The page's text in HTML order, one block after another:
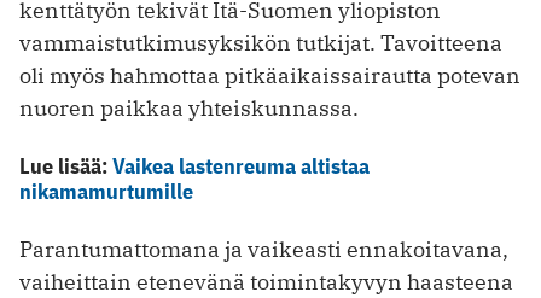
kenttätyön tekivät Itä-Suomen yliopiston
vammaistutkimusyksikön tutkijat. Tavoitteena
oli myös hahmottaa pitkäaikaissairautta potevan
nuoren paikkaa yhteiskunnassa.
Lue lisää:Vaikea lastenreuma altistaa
nikamamurtumille
Parantumattomana ja vaikeasti ennakoitavana,
vaiheittain etenevänä toimintakyvyn haasteena